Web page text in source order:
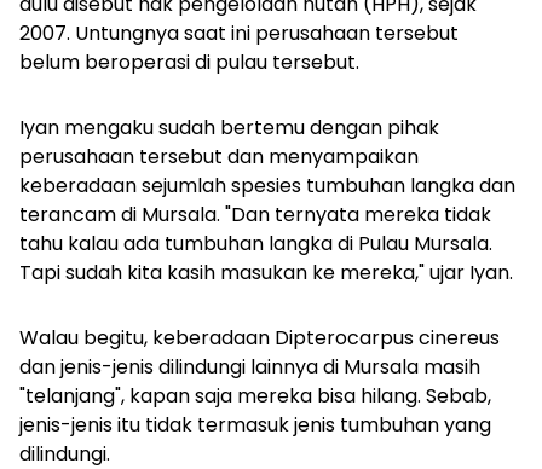
2007. Untungnya saat ini perusahaan tersebut
belum beroperasi di pulau tersebut.
Iyan mengaku sudah bertemu dengan pihak
perusahaan tersebut dan menyampaikan
keberadaan sejumlah spesies tumbuhan langka dan
terancam di Mursala. "Dan ternyata mereka tidak
tahu kalau ada tumbuhan langka di Pulau Mursala.
Tapi sudah kita kasih masukan ke mereka," ujar Iyan.
Walau begitu, keberadaan Dipterocarpus cinereus
dan jenis-jenis dilindungi lainnya di Mursala masih
"telanjang", kapan saja mereka bisa hilang. Sebab,
jenis-jenis itu tidak termasuk jenis tumbuhan yang
dilindungi.